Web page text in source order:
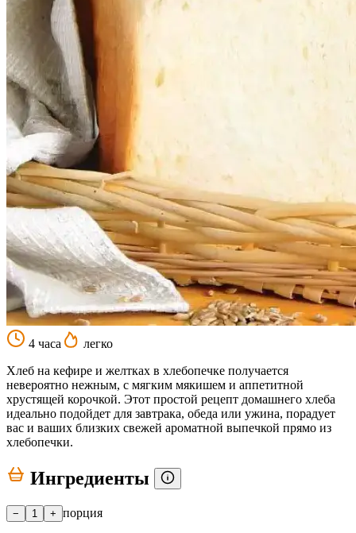
4 часа
легко
Хлеб на кефире и желтках в хлебопечке получается
невероятно нежным, с мягким мякишем и аппетитной
хрустящей корочкой. Этот простой рецепт домашнего хлеба
идеально подойдет для завтрака, обеда или ужина, порадует
вас и ваших близких свежей ароматной выпечкой прямо из
хлебопечки.
Ингредиенты
− 1 + порция